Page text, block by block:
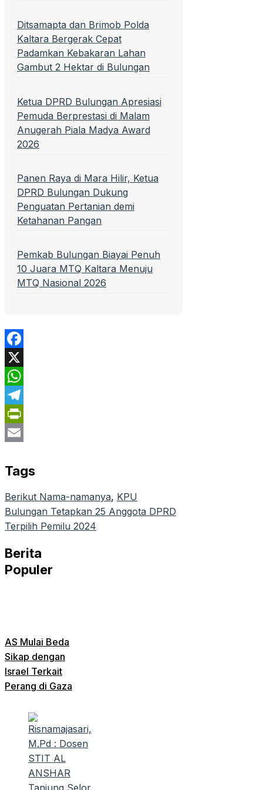
Ditsamapta dan Brimob Polda
Kaltara Bergerak Cepat
Padamkan Kebakaran Lahan
Gambut 2 Hektar di Bulungan
Ketua DPRD Bulungan Apresiasi
Pemuda Berprestasi di Malam
Anugerah Piala Madya Award
2026
Panen Raya di Mara Hilir, Ketua
DPRD Bulungan Dukung
Penguatan Pertanian demi
Ketahanan Pangan
Pemkab Bulungan Biayai Penuh
10 Juara MTQ Kaltara Menuju
MTQ Nasional 2026
Facebook
X
WhatsApp
Telegram
PrintFriendly
Tags
Berikut Nama-namanya, KPU
Bulungan Tetapkan 25 Anggota DPRD
Terpilih Pemilu 2024
Berita
Populer
AS Mulai Beda
Sikap dengan
Israel Terkait
Perang di Gaza